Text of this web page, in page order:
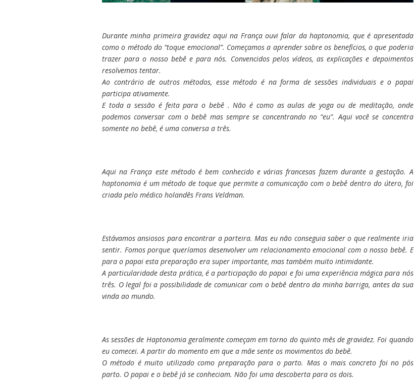
Durante minha primeira gravidez aqui na França ouvi falar da haptonomia, que é apresentada
como o método do “toque emocional”. Começamos a aprender sobre os benefícios, o que poderia
trazer para o nosso bebê e para nós. Convencidos pelos vídeos, as explicações e depoimentos
resolvemos tentar.
Ao contrário de outros métodos, esse método é na forma de sessões individuais e o papai
participa ativamente.
E toda a sessão é feita para o bebê . Não é como as aulas de yoga ou de meditação, onde
podemos conversar com o bebê mas sempre se concentrando no “eu”. Aqui você se concentra
somente no bebê, é uma conversa a três.
Aqui na França este método é bem conhecido e várias francesas fazem durante a gestação. A
haptonomia é um método de toque que permite a comunicação com o bebê dentro do útero, foi
criada pelo médico holandês Frans Veldman.
Estávamos ansiosos para encontrar a parteira. Mas eu não conseguia saber o que realmente iria
sentir. Fomos porque queríamos desenvolver um relacionamento emocional com o nosso bebê. E
para o papai esta preparação era super importante, mas também muito intimidante.
A particularidade desta prática, é a participação do papai e foi uma experiência mágica para nós
três. O legal foi a possibilidade de comunicar com o bebê dentro da minha barriga, antes da sua
vinda ao mundo.
As sessões de Haptonomia geralmente começam em torno do quinto mês de gravidez. Foi quando
eu comecei. A partir do momento em que a mãe sente os movimentos do bebê.
O método é muito utilizado como preparação para o parto. Mas o mais concreto foi no pós
parto. O papai e o bebê já se conheciam. Não foi uma descoberta para os dois.